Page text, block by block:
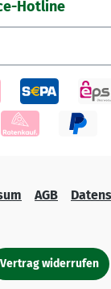
Hotline
AGB
Vertrag widerrufen